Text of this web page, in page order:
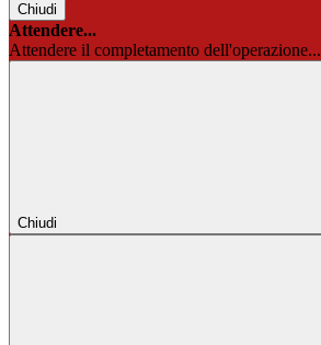
Chiudi
Attendere...
Attendere il completamento dell'operazione...
Chiudi